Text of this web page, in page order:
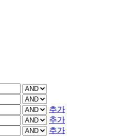
추가
추가
추가